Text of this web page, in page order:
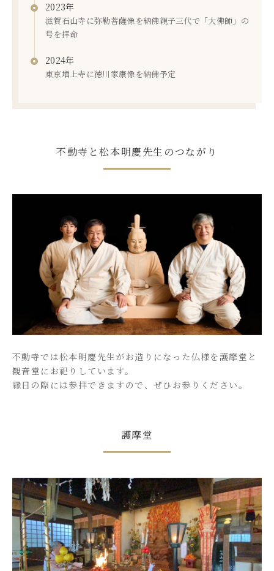
2023年
滋賀石山寺に弥勒菩薩像を納佛親子三代で「大佛師」の
号を拝命
2024年
東京増上寺に徳川家康像を納佛予定
不動寺と松本明慶先生のつながり
不動寺では松本明慶先生がお造りになった仏様を護摩堂と
観音堂にお祀りしています。
縁日の際には参拝できますので、ぜひお参りください。
護摩堂